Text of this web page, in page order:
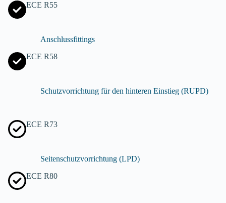
ECE R55
Anschlussfittings
ECE R58
Schutzvorrichtung für den hinteren Einstieg (RUPD)
ECE R73
Seitenschutzvorrichtung (LPD)
ECE R80